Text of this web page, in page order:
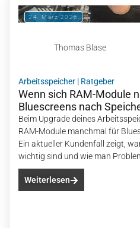
24. März 2026
Thomas Blase
Arbeitsspeicher | Ratgeber
Wenn sich RAM-Module
Bluescreens nach
Beim Upgrade deines
RAM-Module manchmal für
Ein aktueller Kundenfall zeigt,
wichtig sind und wie man
Weiterlesen